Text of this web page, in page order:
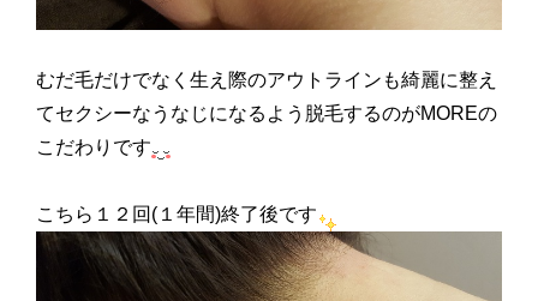
むだ毛だけでなく生え際のアウトラインも綺麗に整え
てセクシーなうなじになるよう脱毛するのがMOREの
こだわりです
こちら１２回(１年間)終了後です